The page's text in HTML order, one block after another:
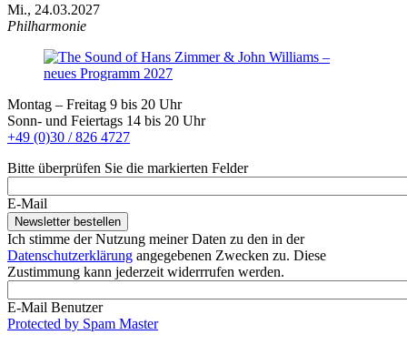
Mi., 24.03.2027
Philharmonie
Montag – Freitag 9 bis 20 Uhr
Sonn- und Feiertags 14 bis 20 Uhr
+49 (0)30 / 826 4727
Bitte überprüfen Sie die markierten Felder
E-Mail
Ich stimme der Nutzung meiner Daten zu den in der
Datenschutzerklärung angegebenen Zwecken zu. Diese
Zustimmung kann jederzeit widerrrufen werden.
E-Mail Benutzer
Protected by Spam Master